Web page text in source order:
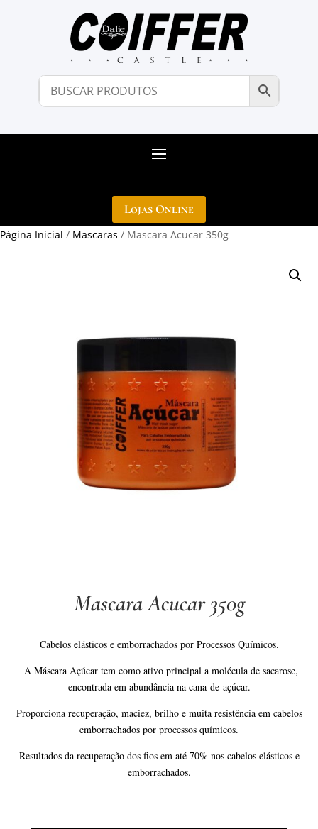
Lojas Online
Página Inicial / Mascaras / Mascara Acucar 350g
Mascara Acucar 350g
Cabelos elásticos e emborrachados por Processos Químicos.
A Máscara Açúcar tem como ativo principal a molécula de sacarose,
encontrada em abundância na cana-de-açúcar.
Proporciona recuperação, maciez, brilho e muita resistência em cabelos
emborrachados por processos químicos.
Resultados da recuperação dos fios em até 70% nos cabelos elásticos e
emborrachados.